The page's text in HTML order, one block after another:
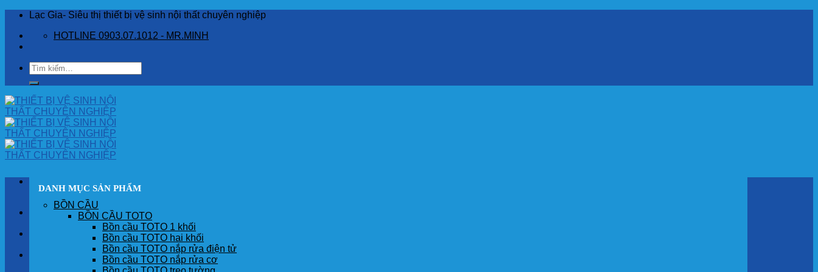
Skip
content
Lạc Gia- Siêu thị thiết bị vệ sinh nội thất chuyên nghiệp
HOTLINE 0903.07.1012 - MR.MINH
Tìm
kiếm:
TRANG CHỦ
DANH MỤC SẢN PHẨM
BỒN CẦU
BỒN CẦU TOTO
Bồn cầu TOTO 1 khối
Bồn cầu TOTO hai khối
Bồn cầu TOTO nắp rửa điện tử
Bồn cầu TOTO nắp rửa cơ